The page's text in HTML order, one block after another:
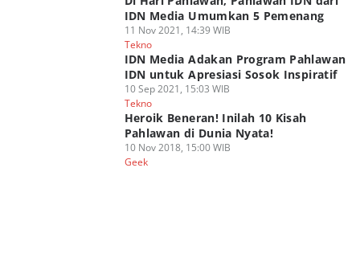
IDN Media Umumkan 5 Pemenang
11 Nov 2021, 14:39 WIB
Tekno
IDN Media Adakan Program Pahlawan
IDN untuk Apresiasi Sosok Inspiratif
10 Sep 2021, 15:03 WIB
Tekno
Heroik Beneran! Inilah 10 Kisah
Pahlawan di Dunia Nyata!
10 Nov 2018, 15:00 WIB
Geek